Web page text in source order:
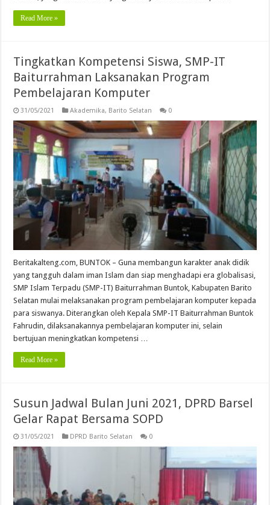
Read More »
Tingkatkan Kompetensi Siswa, SMP-IT
Baiturrahman Laksanakan Program
Pembelajaran Komputer
31/05/2021 Akademika, Barito Selatan 0
Beritakalteng.com, BUNTOK – Guna membangun karakter anak didik
yang tangguh dalam iman Islam dan siap menghadapi era globalisasi,
SMP Islam Terpadu (SMP-IT) Baiturrahman Buntok, Kabupaten Barito
Selatan mulai melaksanakan program pembelajaran komputer kepada
para siswanya. Diterangkan oleh Kepala SMP-IT Baiturrahman Buntok
Fahrudin, dilaksanakannya pembelajaran komputer ini, selain
bertujuan meningkatkan kompetensi …
Read More »
Susun Jadwal Bulan Juni 2021, DPRD Barsel
Gelar Rapat Bersama SOPD
31/05/2021 DPRD Barito Selatan 0